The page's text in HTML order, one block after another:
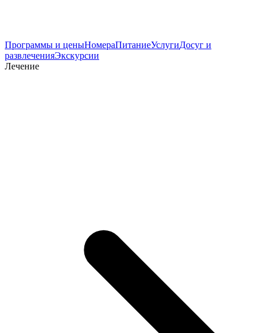
Программы и ценыНомераПитаниеУслугиДосуг и
развлеченияЭкскурсии
Лечение